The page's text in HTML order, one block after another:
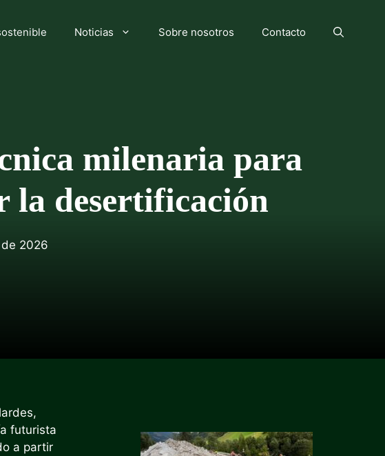
Noticias Sobre nosotros Contacto
milenaria para
la desertificación
2026
futurista
a partir